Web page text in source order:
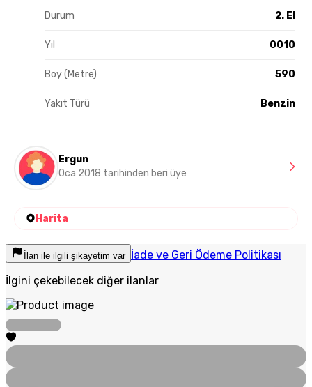
Durum 2. El
Yıl 0010
Boy (Metre) 590
Yakıt Türü Benzin
Ergun
Oca 2018 tarihinden beri üye
Harita
İlan ile ilgili şikayetim var İade ve Geri Ödeme Politikası
İlgini çekebilecek diğer ilanlar